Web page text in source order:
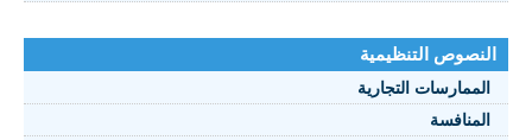
النصوص التنظيمية
الممارسات التجارية
المنافسة